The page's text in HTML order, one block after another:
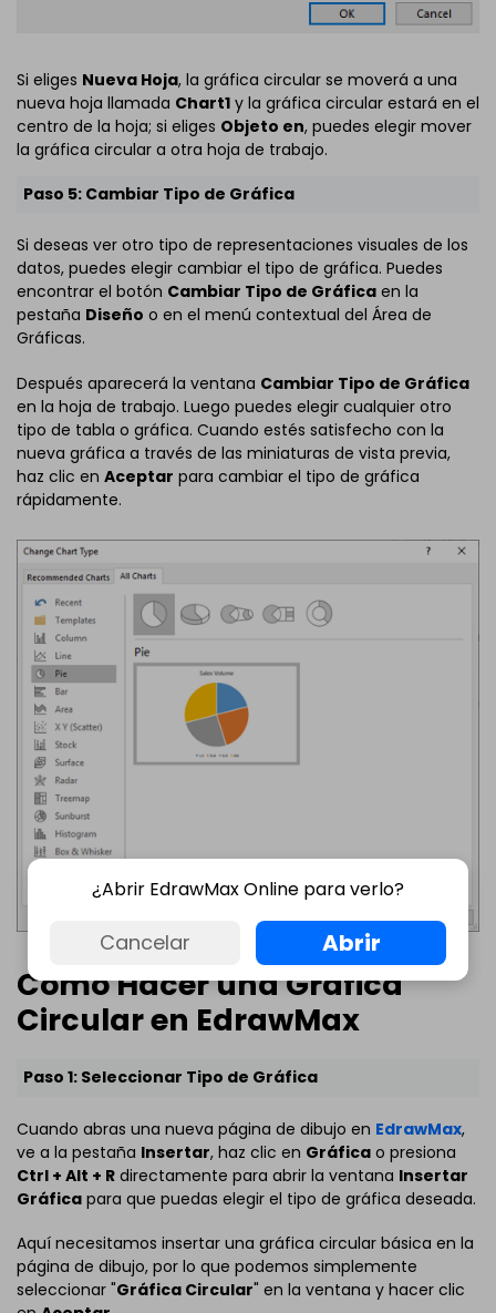
Si eliges Nueva Hoja, la gráfica circular se moverá a una
nueva hoja llamada Chart1 y la gráfica circular estará en el
centro de la hoja; si eliges Objeto en, puedes elegir mover
la gráfica circular a otra hoja de trabajo.
Paso 5: Cambiar Tipo de Gráfica
Si deseas ver otro tipo de representaciones visuales de los
datos, puedes elegir cambiar el tipo de gráfica. Puedes
encontrar el botón Cambiar Tipo de Gráfica en la
pestaña Diseño o en el menú contextual del Área de
Gráficas.
Después aparecerá la ventana Cambiar Tipo de Gráfica
en la hoja de trabajo. Luego puedes elegir cualquier otro
tipo de tabla o gráfica. Cuando estés satisfecho con la
nueva gráfica a través de las miniaturas de vista previa,
haz clic en Aceptar para cambiar el tipo de gráfica
rápidamente.
Cómo Hacer una Gráfica
Circular en EdrawMax
Paso 1: Seleccionar Tipo de Gráfica
Cuando abras una nueva página de dibujo en EdrawMax,
ve a la pestaña Insertar, haz clic en Gráfica o presiona
Ctrl + Alt + R directamente para abrir la ventana Insertar
Gráfica para que puedas elegir el tipo de gráfica deseada.
Aquí necesitamos insertar una gráfica circular básica en la
página de dibujo, por lo que podemos simplemente
seleccionar "Gráfica Circular" en la ventana y hacer clic
¿Abrir EdrawMax Online para verlo?
Cancelar Abrir